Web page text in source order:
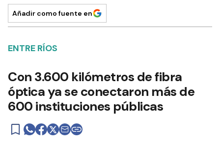
Añadir como fuente en
ENTRE RÍOS
Con 3.600 kilómetros de fibra
óptica ya se conectaron más de
600 instituciones públicas